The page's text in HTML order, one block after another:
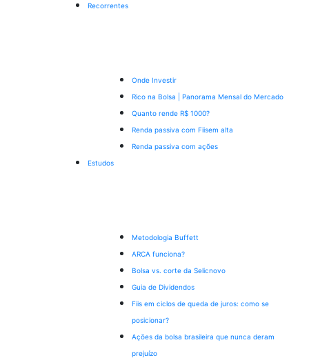
Recorrentes
Onde Investir
Rico na Bolsa | Panorama Mensal do Mercado
Quanto rende R$ 1000?
Renda passiva com Fiisem alta
Renda passiva com ações
Estudos
Metodologia Buffett
ARCA funciona?
Bolsa vs. corte da Selicnovo
Guia de Dividendos
Fiis em ciclos de queda de juros: como se
posicionar?
Ações da bolsa brasileira que nunca deram
prejuízo